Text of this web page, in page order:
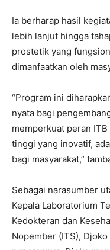
Ia berharap hasil
lebih lanjut hingga
prostetik yang
dimanfaatkan oleh
“Program ini
nyata bagi
memperkuat peran
tinggi yang inovatif,
bagi masyarakat,”
Sebagai narasumber
Kepala Laboratorium
Kedokteran dan
Nopember (ITS),